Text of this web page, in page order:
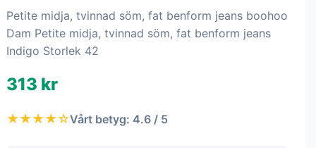
Petite midja, tvinnad söm, fat benform jeans boohoo
Dam Petite midja, tvinnad söm, fat benform jeans
Indigo Storlek 42
313 kr
★★★★☆Vårt betyg: 4.6 / 5